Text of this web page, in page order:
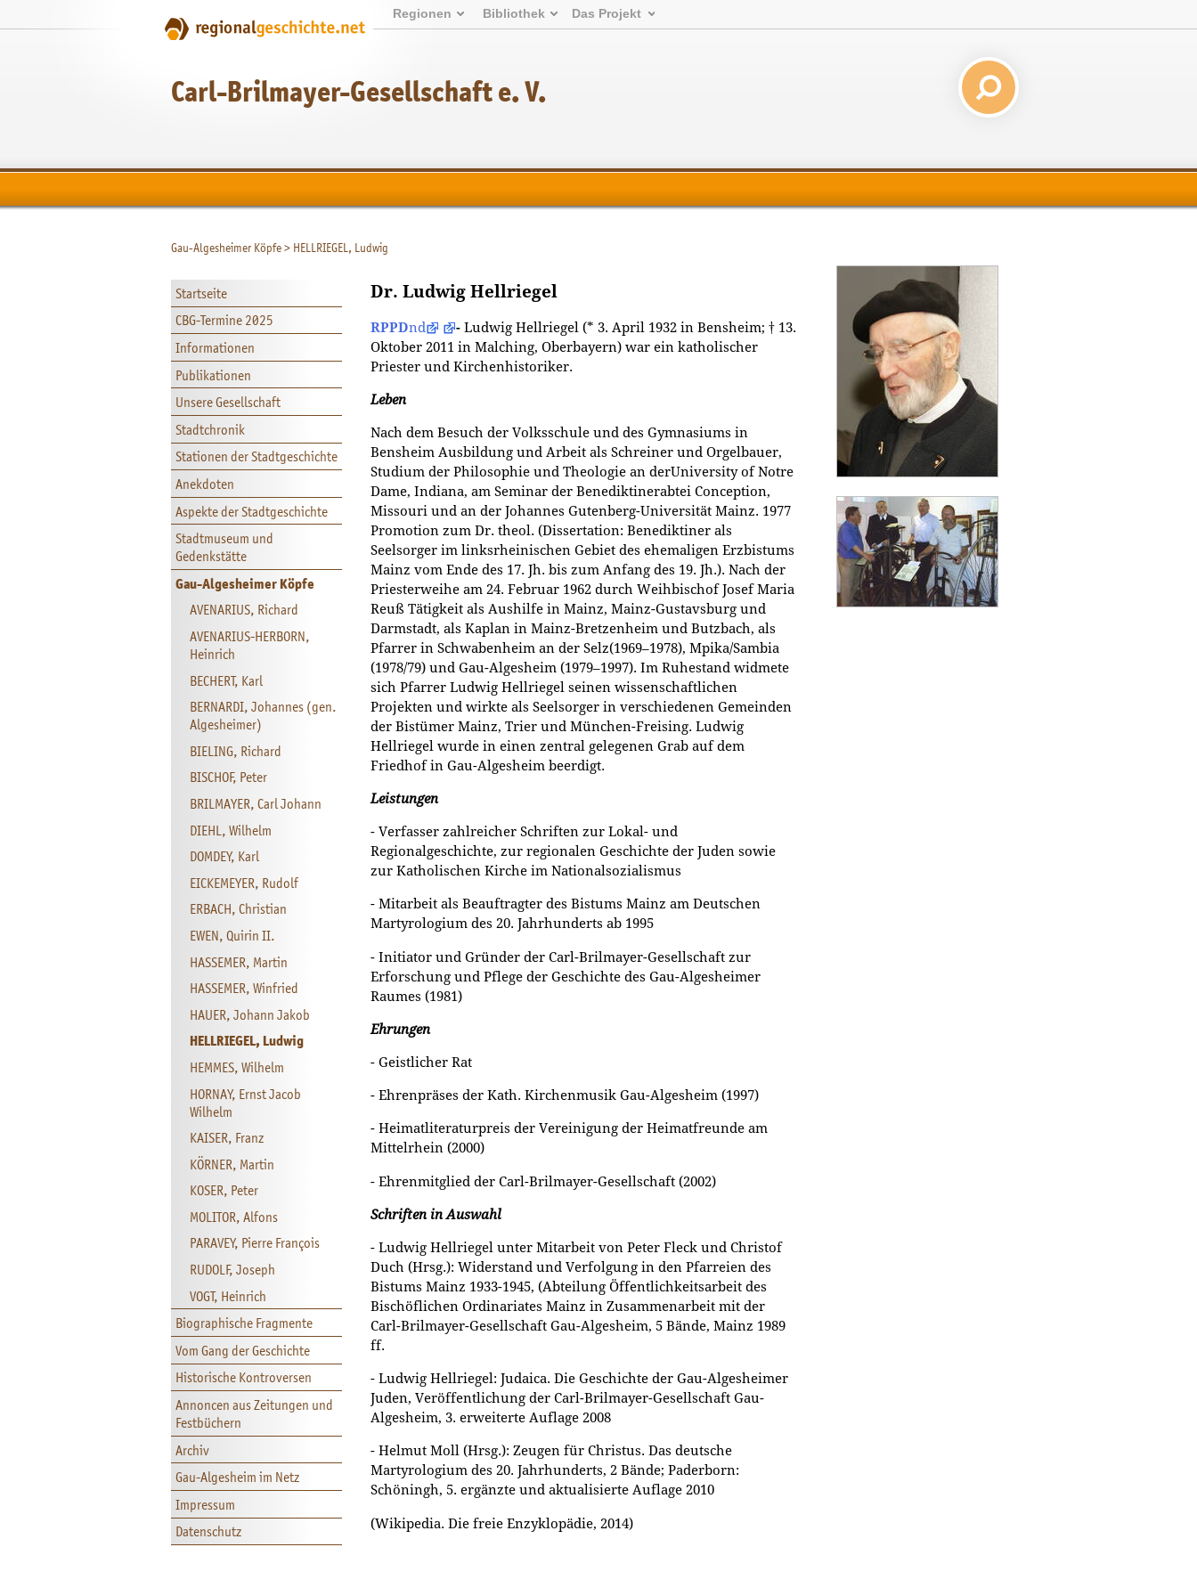
Regionen Bibliothek Das Projekt
Carl-Brilmayer-Gesellschaft e. V.
Gau-Algesheimer Köpfe> HELLRIEGEL, Ludwig
Startseite
CBG-Termine 2025
Informationen
Publikationen
Unsere Gesellschaft
Stadtchronik
Stationen der Stadtgeschichte
Anekdoten
Aspekte der Stadtgeschichte
Stadtmuseum und
Gedenkstätte
Gau-Algesheimer Köpfe
AVENARIUS, Richard
AVENARIUS-HERBORN,
Heinrich
BECHERT, Karl
BERNARDI, Johannes (gen.
Algesheimer)
BIELING, Richard
BISCHOF, Peter
BRILMAYER, Carl Johann
DIEHL, Wilhelm
DOMDEY, Karl
EICKEMEYER, Rudolf
ERBACH, Christian
EWEN, Quirin II.
HASSEMER, Martin
HASSEMER, Winfried
HAUER, Johann Jakob
HELLRIEGEL, Ludwig
HEMMES, Wilhelm
HORNAY, Ernst Jacob
Wilhelm
KAISER, Franz
KÖRNER, Martin
KOSER, Peter
MOLITOR, Alfons
PARAVEY, Pierre François
RUDOLF, Joseph
VOGT, Heinrich
Biographische Fragmente
Vom Gang der Geschichte
Historische Kontroversen
Annoncen aus Zeitungen und
Festbüchern
Archiv
Gau-Algesheim im Netz
Impressum
Datenschutz
Dr. Ludwig Hellriegel
RPPDnd - Ludwig Hellriegel (* 3. April 1932 in Bensheim; † 13.
Oktober 2011 in Malching, Oberbayern) war ein katholischer
Priester und Kirchenhistoriker.
Leben
Nach dem Besuch der Volksschule und des Gymnasiums in
Bensheim Ausbildung und Arbeit als Schreiner und Orgelbauer,
Studium der Philosophie und Theologie an derUniversity of Notre
Dame, Indiana, am Seminar der Benediktinerabtei Conception,
Missouri und an der Johannes Gutenberg-Universität Mainz. 1977
Promotion zum Dr. theol. (Dissertation: Benediktiner als
Seelsorger im linksrheinischen Gebiet des ehemaligen Erzbistums
Mainz vom Ende des 17. Jh. bis zum Anfang des 19. Jh.). Nach der
Priesterweihe am 24. Februar 1962 durch Weihbischof Josef Maria
Reuß Tätigkeit als Aushilfe in Mainz, Mainz-Gustavsburg und
Darmstadt, als Kaplan in Mainz-Bretzenheim und Butzbach, als
Pfarrer in Schwabenheim an der Selz(1969–1978), Mpika/Sambia
(1978/79) und Gau-Algesheim (1979–1997). Im Ruhestand widmete
sich Pfarrer Ludwig Hellriegel seinen wissenschaftlichen
Projekten und wirkte als Seelsorger in verschiedenen Gemeinden
der Bistümer Mainz, Trier und München-Freising. Ludwig
Hellriegel wurde in einen zentral gelegenen Grab auf dem
Friedhof in Gau-Algesheim beerdigt.
Leistungen
- Verfasser zahlreicher Schriften zur Lokal- und
Regionalgeschichte, zur regionalen Geschichte der Juden sowie
zur Katholischen Kirche im Nationalsozialismus
- Mitarbeit als Beauftragter des Bistums Mainz am Deutschen
Martyrologium des 20. Jahrhunderts ab 1995
- Initiator und Gründer der Carl-Brilmayer-Gesellschaft zur
Erforschung und Pflege der Geschichte des Gau-Algesheimer
Raumes (1981)
Ehrungen
- Geistlicher Rat
- Ehrenpräses der Kath. Kirchenmusik Gau-Algesheim (1997)
- Heimatliteraturpreis der Vereinigung der Heimatfreunde am
Mittelrhein (2000)
- Ehrenmitglied der Carl-Brilmayer-Gesellschaft (2002)
Schriften in Auswahl
- Ludwig Hellriegel unter Mitarbeit von Peter Fleck und Christof
Duch (Hrsg.): Widerstand und Verfolgung in den Pfarreien des
Bistums Mainz 1933-1945, (Abteilung Öffentlichkeitsarbeit des
Bischöflichen Ordinariates Mainz in Zusammenarbeit mit der
Carl-Brilmayer-Gesellschaft Gau-Algesheim, 5 Bände, Mainz 1989
ff.
- Ludwig Hellriegel: Judaica. Die Geschichte der Gau-Algesheimer
Juden, Veröffentlichung der Carl-Brilmayer-Gesellschaft Gau-
Algesheim, 3. erweiterte Auflage 2008
- Helmut Moll (Hrsg.): Zeugen für Christus. Das deutsche
Martyrologium des 20. Jahrhunderts, 2 Bände; Paderborn:
Schöningh, 5. ergänzte und aktualisierte Auflage 2010
(Wikipedia. Die freie Enzyklopädie, 2014)